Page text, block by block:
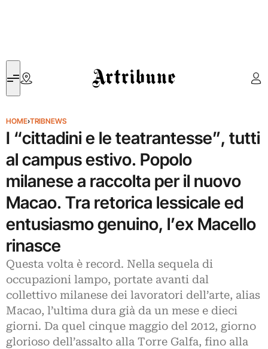
Artribune
HOME›TRIBNEWS
I “cittadini e le teatrantesse”, tutti
al campus estivo. Popolo
milanese a raccolta per il nuovo
Macao. Tra retorica lessicale ed
entusiasmo genuino, l’ex Macello
rinasce
Questa volta è record. Nella sequela di
occupazioni lampo, portate avanti dal
collettivo milanese dei lavoratori dell’arte, alias
Macao, l’ultima dura già da un mese e dieci
giorni. Da quel cinque maggio del 2012, giorno
glorioso dell’assalto alla Torre Galfa, fino alla